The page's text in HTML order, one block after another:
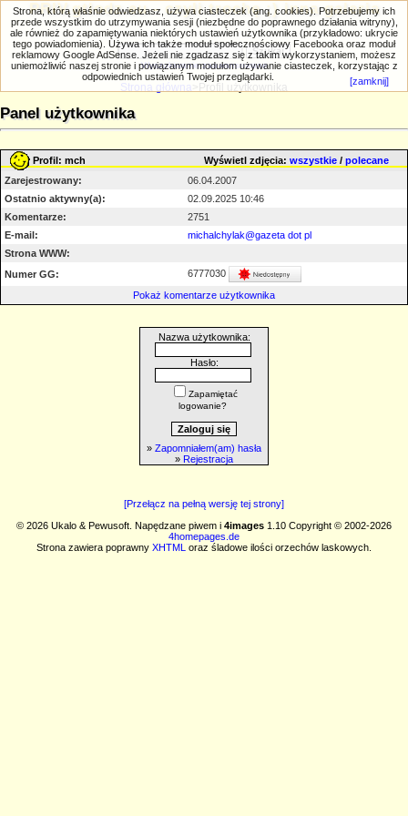
PRIV.gtlodz.eu - czyli trochę ;) inna galeria
Wyszukiwanie zaawansowane
Strona główna >Profil użytkownika
Panel użytkownika
Profil: mch Wyświetl zdjęcia: wszystkie / polecane
Zarejestrowany:
06.04.2007
Ostatnio aktywny(a):
02.09.2025 10:46
Komentarze:
2751
E-mail:
michalchylak@gazeta dot pl
Strona WWW:
Numer GG:
6777030
Pokaż komentarze użytkownika
Nazwa użytkownika:
Hasło:
Zapamiętać
logowanie?
» Zapomniałem(am) hasła
» Rejestracja
[Przełącz na pełną wersję tej strony]
© 2026 Ukalo & Pewusoft. Napędzane piwem i 4images 1.10 Copyright © 2002-2026
4homepages.de
Strona zawiera poprawny XHTML oraz śladowe ilości orzechów laskowych.
Strona, którą właśnie odwiedzasz, używa ciasteczek (ang. cookies). Potrzebujemy ich
przede wszystkim do utrzymywania sesji (niezbędne do poprawnego działania witryny),
ale również do zapamiętywania niektórych ustawień użytkownika (przykładowo: ukrycie
tego powiadomienia). Używa ich także moduł społecznościowy Facebooka oraz moduł
reklamowy Google AdSense. Jeżeli nie zgadzasz się z takim wykorzystaniem, możesz
uniemożliwić naszej stronie i powiązanym modułom używanie ciasteczek, korzystając z
odpowiednich ustawień Twojej przeglądarki.
[zamknij]